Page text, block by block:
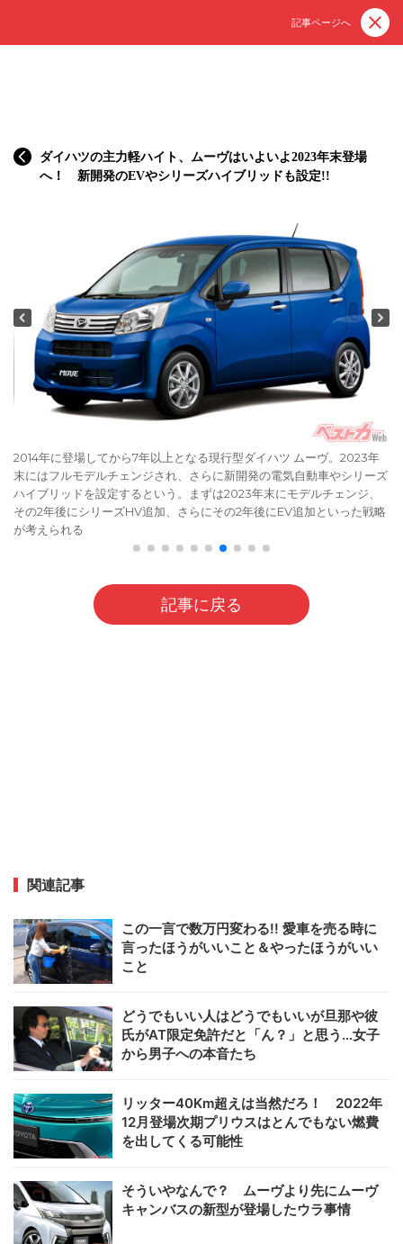
記事ページへ
ダイハツの主力軽ハイト、ムーヴはいよいよ2023年末登場
へ！ 新開発のEVやシリーズハイブリッドも設定!!
2014年に登場してから7年以上となる現行型ダイハツ ムーヴ。2023年
末にはフルモデルチェンジされ、さらに新開発の電気自動車やシリーズ
ハイブリッドを設定するという。まずは2023年末にモデルチェンジ、
その2年後にシリーズHV追加、さらにその2年後にEV追加といった戦略
が考えられる
記事に戻る
関連記事
この一言で数万円変わる!! 愛車を売る時に
言ったほうがいいこと＆やったほうがいい
こと
どうでもいい人はどうでもいいが旦那や彼
氏がAT限定免許だと「ん？」と思う…女子
から男子への本音たち
リッター40Km超えは当然だろ！ 2022年
12月登場次期プリウスはとんでもない燃費
を出してくる可能性
そういやなんで？ ムーヴより先にムーヴ
キャンバスの新型が登場したウラ事情